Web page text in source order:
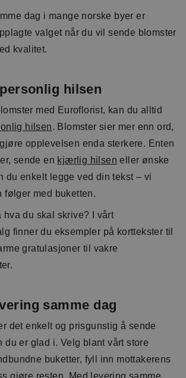
dag i mange norske byer er
valget når du vil sende blomster
kvalitet.
hilsen
med Euroflorist, kan du alltid
hilsen. Blomster sier mer enn ord,
opplevelsen enda sterkere. Enten
sende en kjærlig hilsen eller ønske
du enkelt legge ved din tekst – vi
følger med buketten.
hva du skal skrive? I vårt
finner du eksempler på korttekster til
gratulasjoner til vakre
samme dag
det enkelt og prisgunstig å sende
du er glad i. Velg blant vårt store
buketter, fyll inn mottakerens
gjøre resten. Med levering samme